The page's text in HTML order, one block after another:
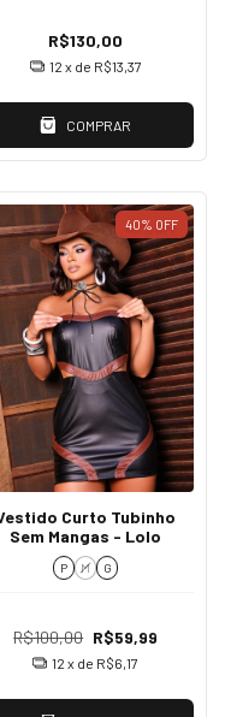
R$130,00
12 x de R$13,37
COMPRAR
40% OFF
Curto Tubinho
Sem Mangas - Lolo
P M G
R$100,00 R$59,99
12 x de R$6,17